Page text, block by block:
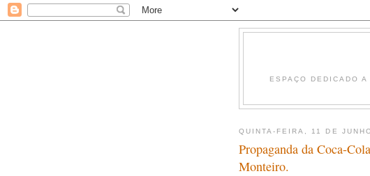
ESPAÇO DEDICADO
QUINTA-FEIRA, 11 DE
Propaganda da Coca-
Monteiro.